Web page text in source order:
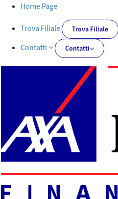
IBOR - AXA-MPSFINANCIAL.IT
Home Page
Trova Filiale Trova Filiale
Contatti Contatti